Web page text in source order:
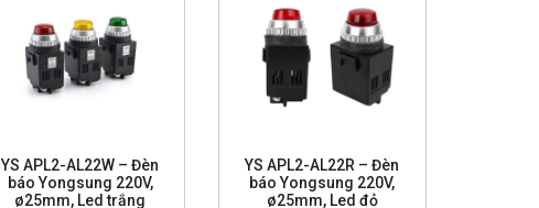
YS APL2-AL22W – Đèn
báo Yongsung 220V,
ø25mm, Led trắng
YS APL2-AL22R – Đèn
báo Yongsung 220V,
ø25mm, Led đỏ